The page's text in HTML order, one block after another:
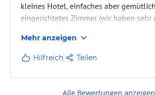
kleines Hotel, einfaches aber gemütlich
eingerichtetes Zimmer (wir haben sehr
Großhotels), Abendessen war lecker, die
frisch gezapft und kühl serviert (im
schattigen Biergarten mit netten
kostenlos parken u. WiFi, Eigentümer
waren sehr freundlich und
Mehr anzeigen
Hilfreich Teilen
Alle Bewertungen anzeigen